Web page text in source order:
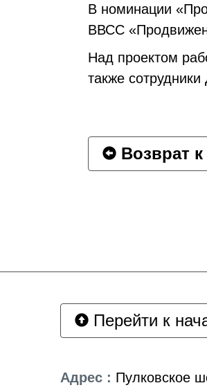
В номинации
ВВСС
Над проектом
также
Возврат к
Перейти к
Адрес : Пулковское